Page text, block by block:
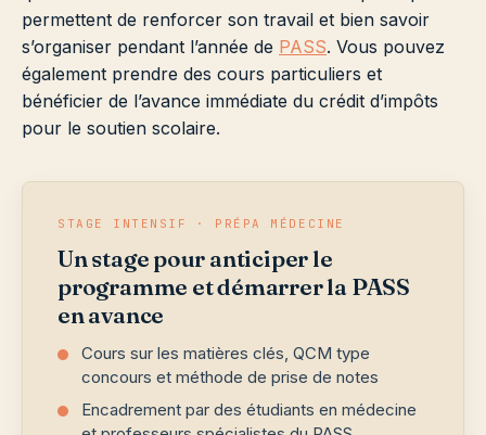
permettent de renforcer son travail et bien savoir
s’organiser pendant l’année de PASS. Vous pouvez
également prendre des cours particuliers et
bénéficier de l’avance immédiate du crédit d’impôts
pour le soutien scolaire.
STAGE INTENSIF · PRÉPA MÉDECINE
Un stage pour anticiper le
programme et démarrer la PASS
en avance
Cours sur les matières clés, QCM type
concours et méthode de prise de notes
Encadrement par des étudiants en médecine